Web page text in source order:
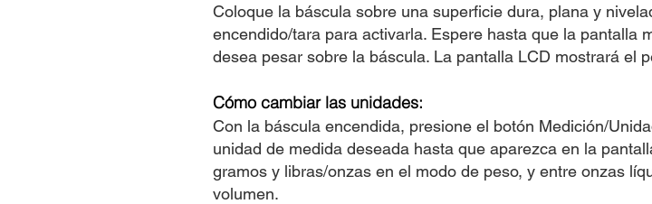
Coloque la báscula sobre una superficie dura, plana y
encendido/tara para activarla. Espere hasta que la pantalla
desea pesar sobre la báscula. La pantalla LCD mostrará el
Cómo cambiar las unidades:
Con la báscula encendida, presione el botón Medición/
unidad de medida deseada hasta que aparezca en la
gramos y libras/onzas en el modo de peso, y entre onzas
volumen.